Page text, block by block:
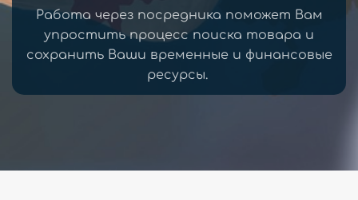
Работа через посредника поможет Вам
упростить процесс поиска товара и
сохранить Ваши временные и финансовые
ресурсы.